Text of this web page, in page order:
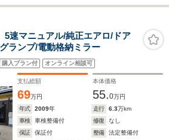
マニュアル/純正エアロ/ドア
ランプ/電動格納ミラー
購入プラン付 オンライン相談可
支払総額
69万円
本体価格
55.0万円
年式
2009年 走行 6.3万km
車検
車検整備付 修復
なし
保証
保証付 整備
法定整備付